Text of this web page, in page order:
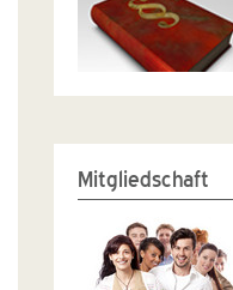
Mitgliedschaft